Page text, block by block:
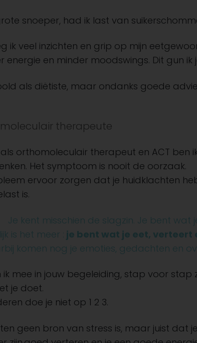
snoeper, had ik last van
ik veel inzichten en grip op mijn
energie en minder moodswings. Dit gun ik
als diëtiste, maar ondanks goede
therapeute
orthomoleculair therapeut en ACT ben
Het symptoom is nooit de oorzaak.
ervoor zorgen dat je huidklachten
is.
Je kent misschien de slagzin. Je bent wat
is het meer : je bent wat je eet, verteert
komen nog je emoties, gedachten en
mee in jouw begeleiding, stap voor
je doet.
doe je niet op 1 2 3.
geen bron van stress is, maar juist dat